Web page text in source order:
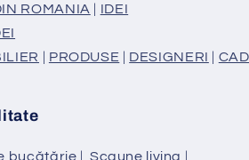
ROMANIA | IDEI
| PRODUSE | DESIGNERI |
bucătărie | Scaune living |